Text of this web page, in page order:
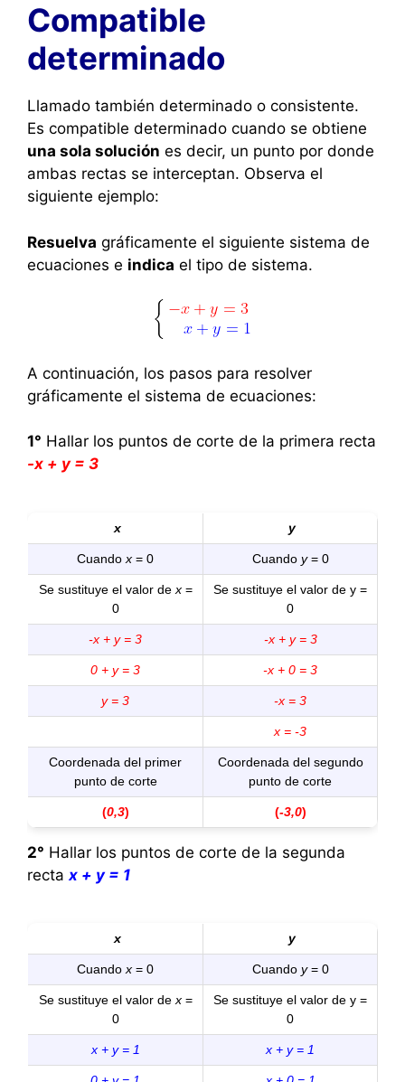
Compatible
determinado
Llamado también determinado o consistente.
Es compatible determinado cuando se obtiene
una sola solución es decir, un punto por donde
ambas rectas se interceptan. Observa el
siguiente ejemplo:
Resuelva gráficamente el siguiente sistema de
ecuaciones e indica el tipo de sistema.
A continuación, los pasos para resolver
gráficamente el sistema de ecuaciones:
1° Hallar los puntos de corte de la primera recta
-x + y = 3
x y
Cuando x = 0 Cuando y= 0
Se sustituye el valor de x=
0
Se sustituye el valor de y =
0
-x + y = 3 -x + y = 3
0 + y = 3 -x + 0 = 3
y = 3 -x = 3
x = -3
Coordenada del primer
punto de corte
Coordenada del segundo
punto de corte
(0,3) (-3,0)
2° Hallar los puntos de corte de la segunda
recta x + y = 1
x y
Cuandox = 0 Cuando y= 0
Se sustituye el valor dex=
0
Se sustituye el valor de y =
0
x + y = 1 x + y = 1